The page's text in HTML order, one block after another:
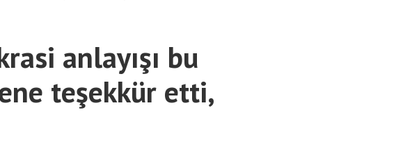
anlayışı bu
teşekkür etti,